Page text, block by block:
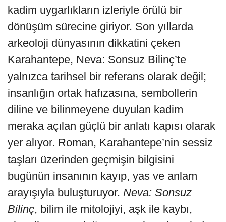
kadim uygarlıkların izleriyle örülü bir
dönüşüm sürecine giriyor. Son yıllarda
arkeoloji dünyasının dikkatini çeken
Karahantepe, Neva: Sonsuz Bilinç’te
yalnızca tarihsel bir referans olarak değil;
insanlığın ortak hafızasına, sembollerin
diline ve bilinmeyene duyulan kadim
meraka açılan güçlü bir anlatı kapısı olarak
yer alıyor. Roman, Karahantepe’nin sessiz
taşları üzerinden geçmişin bilgisini
bugünün insanının kayıp, yas ve anlam
arayışıyla buluşturuyor. Neva: Sonsuz
Bilinç, bilim ile mitolojiyi, aşk ile kaybı,